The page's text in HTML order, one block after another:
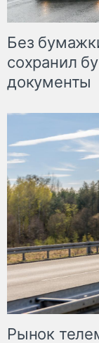
Без
сохранил
документы
Рынок